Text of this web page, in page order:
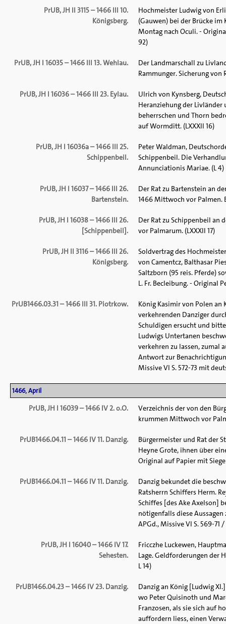
PrUB, JH II 3115 – 1466 III 10.
Königsberg.
Hochmeister Ludwig von
(Gauwen) bei der Brücke im
Montag nach Oculi. -
92)
PrUB, JH I 16035 – 1466 III 13. Wehlau.
Der Landmarschall zu
Rammunger. Sicherung von
PrUB, JH I 16036 – 1466 III 23. Eylau.
Ulrich von Kynsberg,
Heranziehung der
beherrschen und Thorn
auf Wormditt. (LXXXII 16)
PrUB, JH I 16036a – 1466 III 25.
Schippenbeil.
Peter Waldman,
Schippenbeil. Die
Annunciationis Mariae. (L 4)
PrUB, JH I 16037 – 1466 III 26.
Bartenstein.
Der Rat zu Bartenstein an
1466 Mittwoch vor Palmen.
PrUB, JH I 16038 – 1466 III 26.
[Schippenbeil].
Der Rat zu Schippenbeil an
vor Palmarum. (LXXXII 17)
PrUB, JH II 3116 – 1466 III 26.
Königsberg.
Soldvertrag des
von Camentcz, Balthasar
Saltzborn (95 reis. Pferde)
L. Fr. Becleibung. - Original
PrUB1466.03.31 – 1466 III 31. Piotrkow.
König Kasimir von Polen an
verkehrenden Danziger
Schuldigen ersucht und
Ludwigs Untertanen
verkehren zu lassen, zumal
Antwort zur
Missive VI S. 572-73 mit
1466, April
PrUB, JH I 16039 – 1466 IV 2. o.O.
Verzeichnis der von den
krummen Mittwoch vor
PrUB1466.04.11 – 1466 IV 11. Danzig.
Bürgermeister und Rat der
Heyne Grote, ihnen über
Original auf Papier mit
PrUB1466.04.11 – 1466 IV 11. Danzig.
Danzig bekundet die
Ratsherrn Schiffers Herm.
Schiffes [des Ake Axelson]
nötigenfalls diese
APGd., Missive VI S. 569-71
PrUB, JH I 16040 – 1466 IV 17.
Sehesten.
Fricczhe Luckewen,
Lage. Geldforderungen der
L 14)
PrUB1466.04.23 – 1466 IV 23. Danzig.
Danzig an König [Ludwig
wo Peter Quisinoth und
Franzosen, als sie sich auf
auffordern liess, einen